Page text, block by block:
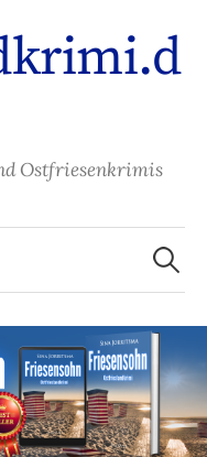
Ostfriesenkrimis
Suchen
nach: